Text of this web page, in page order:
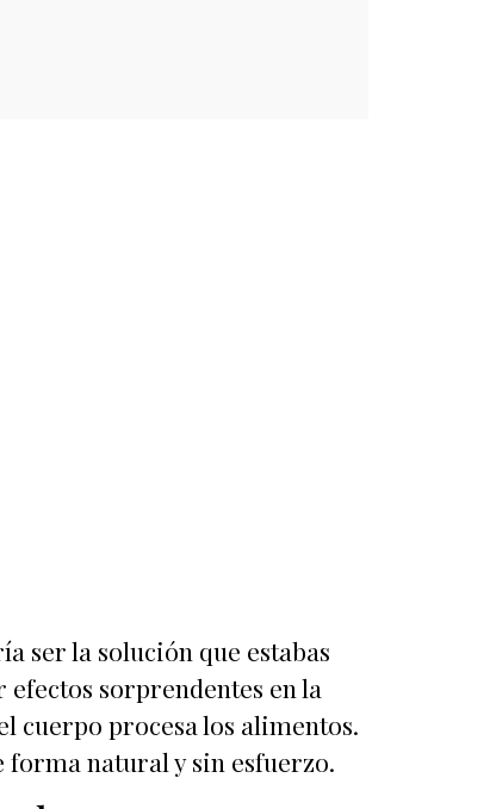
ser la solución que estabas
sorprendentes en la
cuerpo procesa los alimentos.
forma natural y sin esfuerzo.